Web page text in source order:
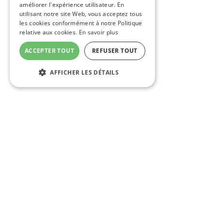
améliorer l'expérience utilisateur. En
utilisant notre site Web, vous acceptez tous
les cookies conformément à notre Politique
relative aux cookies. En savoir plus
ACCEPTER TOUT REFUSER TOUT
AFFICHER LES DÉTAILS